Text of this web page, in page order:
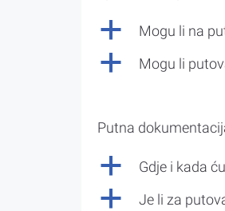
a Mogu li na
a Mogu li
Putna
a Gdje i kada
a Je li za